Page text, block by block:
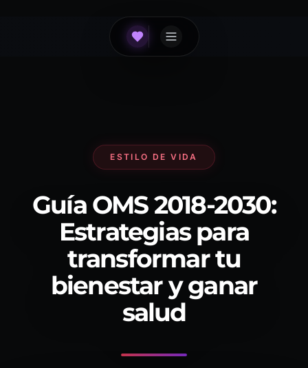
ESTILO DE VIDA
Guía OMS 2018-2030:
Estrategias para
transformar tu
bienestar y ganar
salud